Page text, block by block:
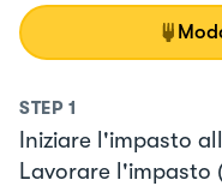
STEP 1
Iniziare l'impasto
Lavorare l'impasto